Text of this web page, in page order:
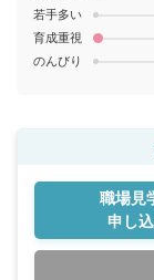
若手多い
育成重視
のんびり
職場見
申し